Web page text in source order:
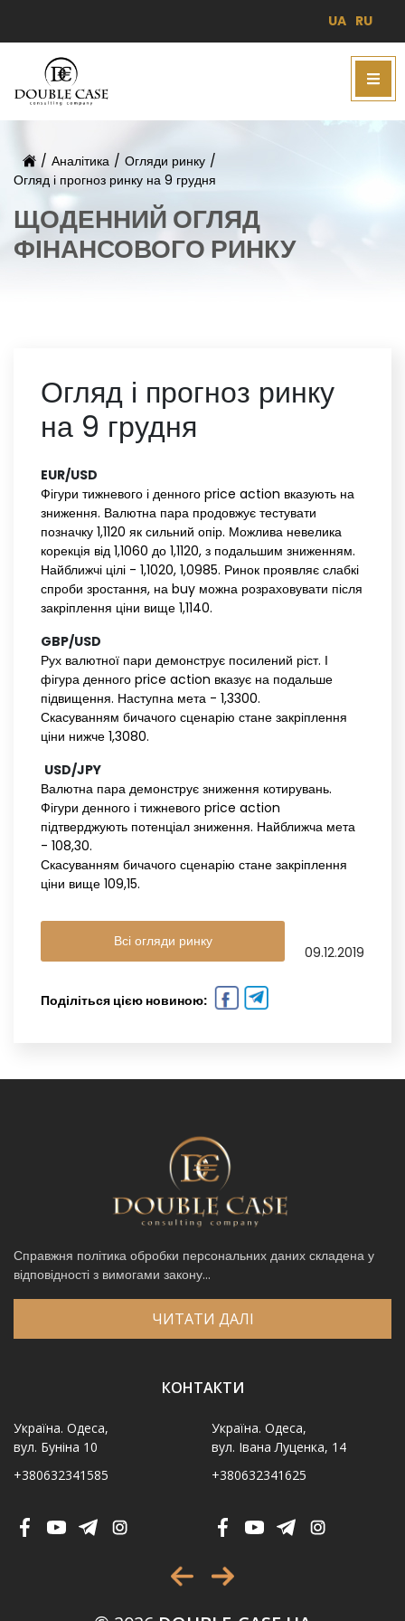
UA RU
/ Аналітика / Огляди ринку /
Огляд і прогноз ринку на 9 грудня
ЩОДЕННИЙ ОГЛЯД
ФІНАНСОВОГО РИНКУ
Огляд і прогноз ринку
на 9 грудня
EUR/USD‌
Фігури тижневого і денного price action вказують на
зниження. Валютна пара продовжує тестувати
позначку 1,1120 як сильний опір. Можлива невелика
корекція від 1,1060 до 1,1120, з подальшим зниженням.
Найближчі цілі - 1,1020, 1,0985. Ринок проявляє слабкі
спроби зростання, на buy можна розраховувати після
закріплення ціни вище 1,1140.
GBP/USD‌
Рух валютної пари демонструє посилений ріст. І
фігура денного price action вказує на подальше
підвищення. Наступна мета - 1,3300.
Скасуванням бичачого сценарію стане закріплення
ціни нижче 1,3080.
USD/JPY‌
Валютна пара демонструє зниження котирувань.
Фігури денного і тижневого price action
підтверджують потенціал зниження. Найближча мета
- 108,30.
Скасуванням бичачого сценарію стане закріплення
ціни вище 109,15.
Всі огляди ринку
09.12.2019
Поділіться цією новиною:
Справжня політика обробки персональних даних складена у
відповідності з вимогами закону...
ЧИТАТИ ДАЛІ
КОНТАКТИ
Україна. Одеса,
вул. Буніна 10
+380632341585
Україна. Одеса,
вул. Івана Луценка, 14
+380632341625